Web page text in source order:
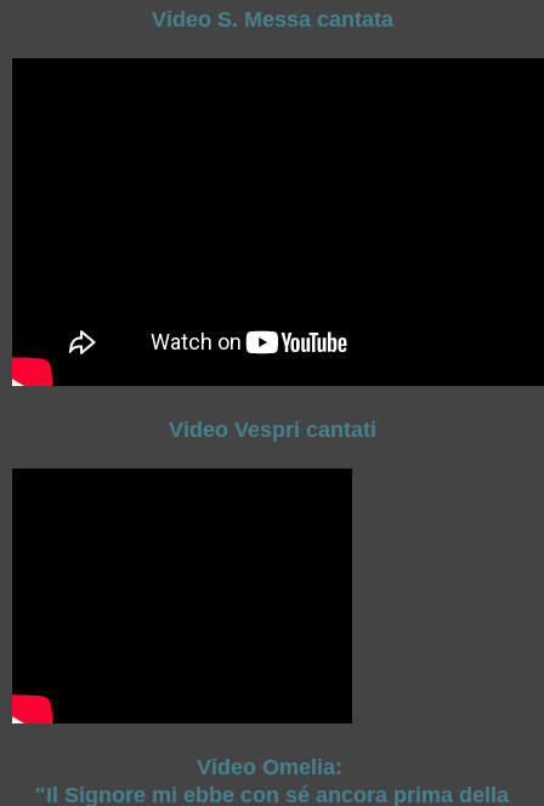
Video S. Messa cantata
Video Vespri cantati
Video Omelia:
"Il Signore mi ebbe con sé ancora prima della